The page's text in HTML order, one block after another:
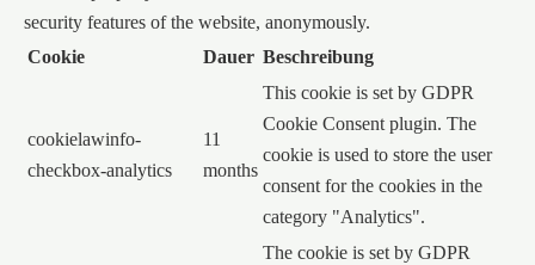
security features of the website, anonymously.
Cookie
Dauer Beschreibung
cookielawinfo-
checkbox-analytics
11
months
This cookie is set by GDPR
Cookie Consent plugin. The
cookie is used to store the user
consent for the cookies in the
category "Analytics".
The cookie is set by GDPR